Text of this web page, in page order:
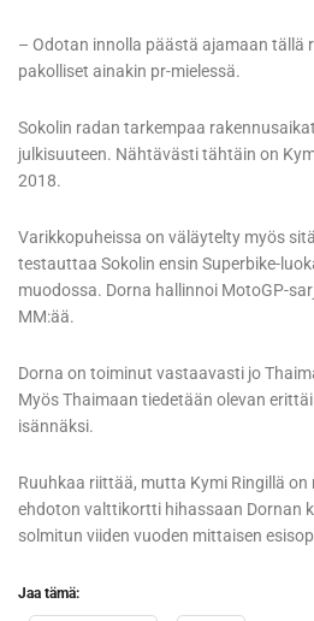
– Odotan innolla päästä ajamaan tällä
pakolliset ainakin pr-mielessä.
Sokolin radan tarkempaa
julkisuuteen. Nähtävästi tähtäin on
2018.
Varikkopuheissa on väläytelty myös
testauttaa Sokolin ensin Superbike-
muodossa. Dorna hallinnoi MotoGP-
MM:ää.
Dorna on toiminut vastaavasti jo
Myös Thaimaan tiedetään olevan
isännäksi.
Ruuhkaa riittää, mutta Kymi Ringillä on
ehdoton valttikortti hihassaan Dornan
solmitun viiden vuoden mittaisen
Jaa tämä: